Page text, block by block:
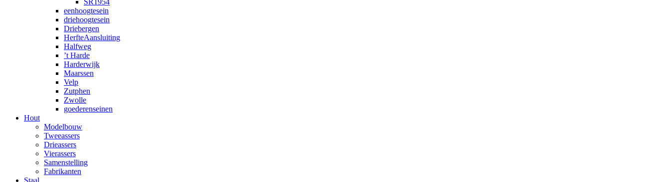
SR1954
eenhoogtesein
driehoogtesein
Driebergen
HerfteAansluiting
Halfweg
’t Harde
Harderwijk
Maarssen
Velp
Zutphen
Zwolle
goederenseinen
Hout
Modelbouw
Tweeassers
Drieassers
Vierassers
Samenstelling
Fabrikanten
Staal